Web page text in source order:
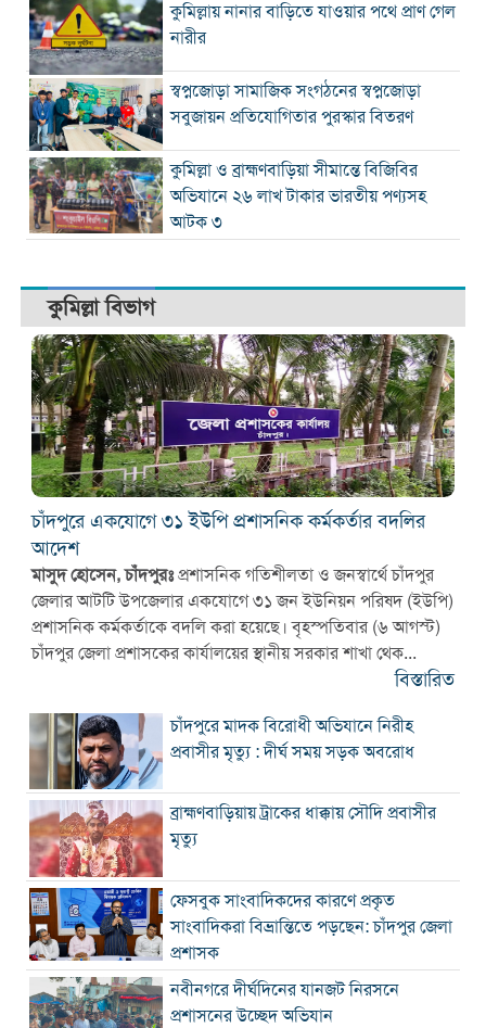
কুমিল্লায় নানার বাড়িতে যাওয়ার পথে প্রাণ গেল
নারীর
স্বপ্নজোড়া সামাজিক সংগঠনের স্বপ্নজোড়া
সবুজায়ন প্রতিযোগিতার পুরস্কার বিতরণ
কুমিল্লা ও ব্রাহ্মণবাড়িয়া সীমান্তে বিজিবির
অভিযানে ২৬ লাখ টাকার ভারতীয় পণ্যসহ
আটক ৩
কুমিল্লা বিভাগ
চাঁদপুরে একযোগে ৩১ ইউপি প্রশাসনিক কর্মকর্তার বদলির
আদেশ
মাসুদ হোসেন, চাঁদপুরঃপ্রশাসনিক গতিশীলতা ও জনস্বার্থে চাঁদপুর
জেলার আটটি উপজেলার একযোগে ৩১ জন ইউনিয়ন পরিষদ (ইউপি)
প্রশাসনিক কর্মকর্তাকে বদলি করা হয়েছে। বৃহস্পতিবার (৬ আগস্ট)
চাঁদপুর জেলা প্রশাসকের কার্যালয়ের স্থানীয় সরকার শাখা থেক...
বিস্তারিত
চাঁদপুরে মাদক বিরোধী অভিযানে নিরীহ
প্রবাসীর মৃত্যু : দীর্ঘ সময় সড়ক অবরোধ
ব্রাহ্মণবাড়িয়ায় ট্রাকের ধাক্কায় সৌদি প্রবাসীর
মৃত্যু
ফেসবুক সাংবাদিকদের কারণে প্রকৃত
সাংবাদিকরা বিভ্রান্তিতে পড়ছেন: চাঁদপুর জেলা
প্রশাসক
নবীনগরে দীর্ঘদিনের যানজট নিরসনে
প্রশাসনের উচ্ছেদ অভিযান